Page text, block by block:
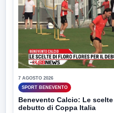
7 AGOSTO 2026
SPORT BENEVENTO
Benevento Calcio: Le
debutto di Coppa Italia